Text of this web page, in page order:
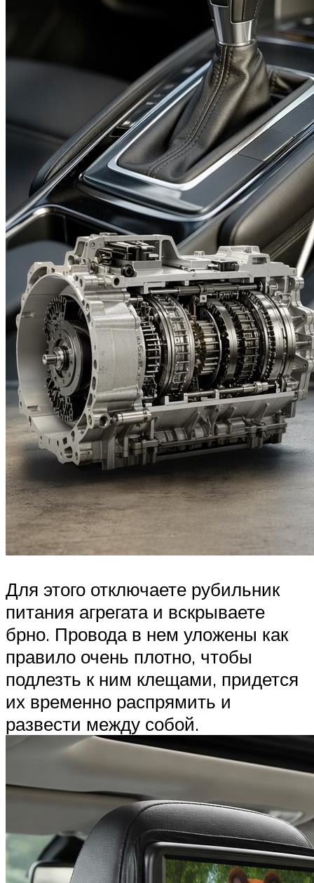
Для этого отключаете рубильник
питания агрегата и вскрываете
брно. Провода в нем уложены как
правило очень плотно, чтобы
подлезть к ним клещами, придется
их временно распрямить и
развести между собой.